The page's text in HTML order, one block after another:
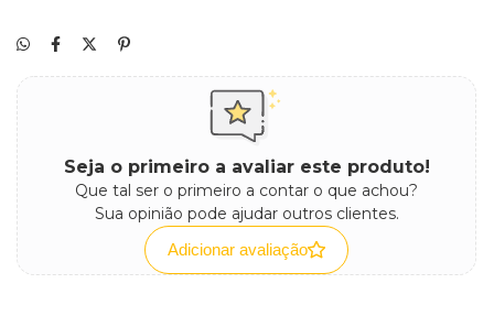
Seja o primeiro a avaliar este produto!
Que tal ser o primeiro a contar o que achou?
Sua opinião pode ajudar outros clientes.
Adicionar avaliação